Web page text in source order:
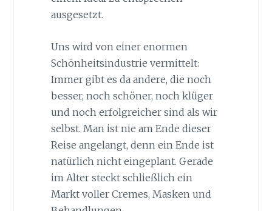
ausgesetzt.
Uns wird von einer enormen
Schönheitsindustrie vermittelt:
Immer gibt es da andere, die noch
besser, noch schöner, noch klüger
und noch erfolgreicher sind als wir
selbst. Man ist nie am Ende dieser
Reise angelangt, denn ein Ende ist
natürlich nicht eingeplant. Gerade
im Alter steckt schließlich ein
Markt voller Cremes, Masken und